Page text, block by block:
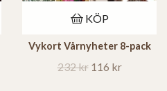
KÖP
Vykort Vårnyheter 8-pack
232 kr 116 kr